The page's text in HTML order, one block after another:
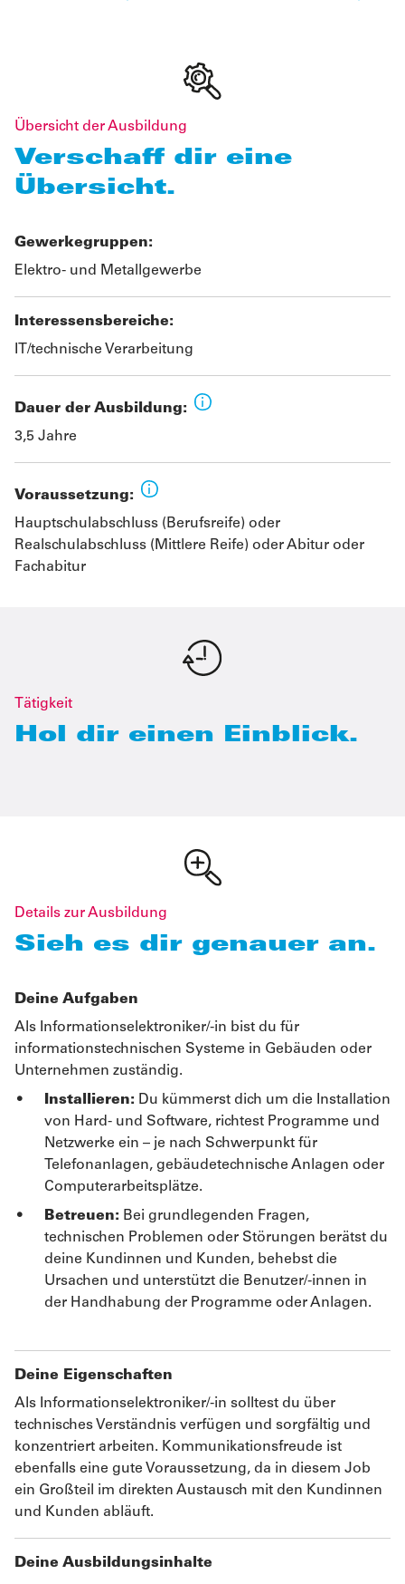
Übersicht der Ausbildung
Verschaff dir eine
Übersicht.
Gewerkegruppen:
Elektro- und Metallgewerbe
Interessensbereiche:
IT/technische Verarbeitung
Dauer der Ausbildung:
3,5 Jahre
Voraussetzung:
Hauptschulabschluss (Berufsreife) oder
Realschulabschluss (Mittlere Reife) oder Abitur oder
Fachabitur
Tätigkeit
Hol dir einen Einblick.
Details zur Ausbildung
Sieh es dir genauer an.
Deine Aufgaben
Als Informationselektroniker/-in bist du für
informationstechnischen Systeme in Gebäuden oder
Unternehmen zuständig.
Installieren: Du kümmerst dich um die Installation
von Hard- und Software, richtest Programme und
Netzwerke ein – je nach Schwerpunkt für
Telefonanlagen, gebäudetechnische Anlagen oder
Computerarbeitsplätze.
Betreuen: Bei grundlegenden Fragen,
technischen Problemen oder Störungen berätst du
deine Kundinnen und Kunden, behebst die
Ursachen und unterstützt die Benutzer/-innen in
der Handhabung der Programme oder Anlagen.
Deine Eigenschaften
Als Informationselektroniker/-in solltest du über
technisches Verständnis verfügen und sorgfältig und
konzentriert arbeiten. Kommunikationsfreude ist
ebenfalls eine gute Voraussetzung, da in diesem Job
ein Großteil im direkten Austausch mit den Kundinnen
und Kunden abläuft.
Deine Ausbildungsinhalte